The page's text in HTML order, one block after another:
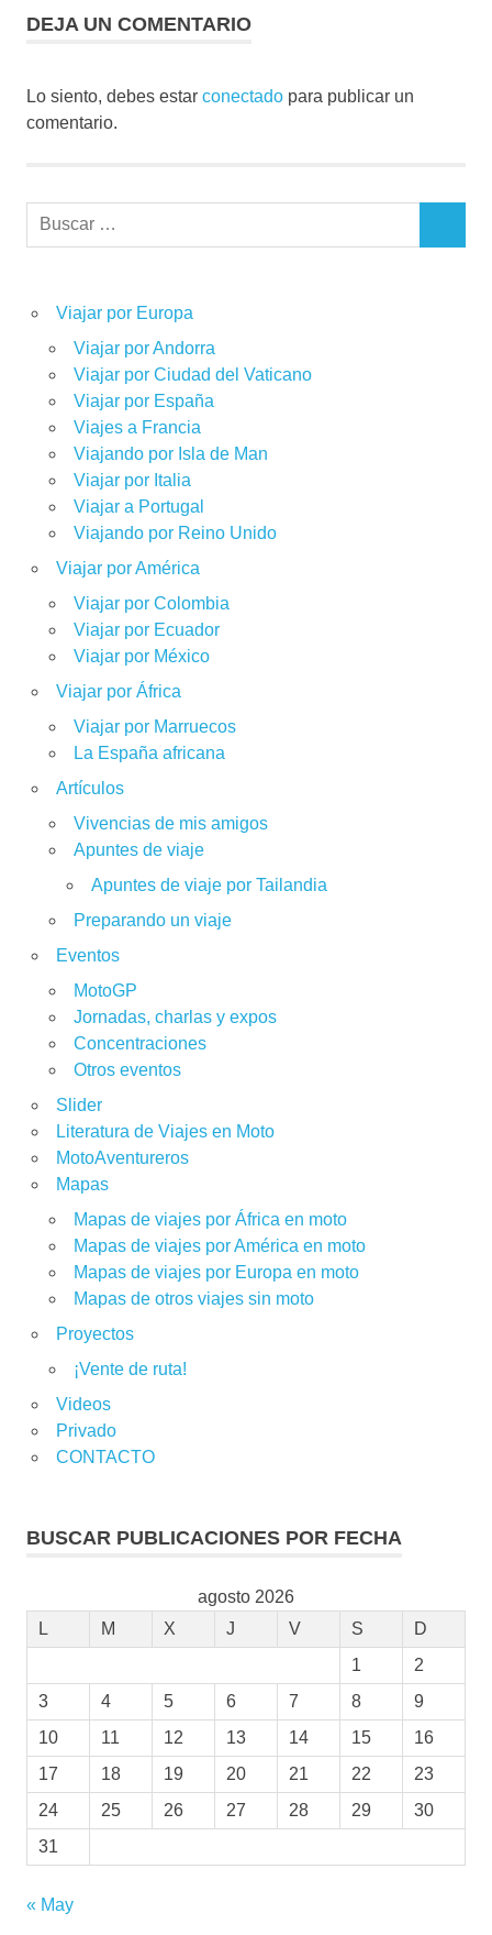
DEJA UN COMENTARIO
Lo siento, debes estar conectado para publicar un
comentario.
Buscar:
Viajar por Europa
Viajar por Andorra
Viajar por Ciudad del Vaticano
Viajar por España
Viajes a Francia
Viajando por Isla de Man
Viajar por Italia
Viajar a Portugal
Viajando por Reino Unido
Viajar por América
Viajar por Colombia
Viajar por Ecuador
Viajar por México
Viajar por África
Viajar por Marruecos
La España africana
Artículos
Vivencias de mis amigos
Apuntes de viaje
Apuntes de viaje por Tailandia
Preparando un viaje
Eventos
MotoGP
Jornadas, charlas y expos
Concentraciones
Otros eventos
Slider
Literatura de Viajes en Moto
MotoAventureros
Mapas
Mapas de viajes por África en moto
Mapas de viajes por América en moto
Mapas de viajes por Europa en moto
Mapas de otros viajes sin moto
Proyectos
¡Vente de ruta!
Videos
Privado
CONTACTO
BUSCAR PUBLICACIONES POR FECHA
agosto 2026
L
M X J V S
D
1
2
3
4 5 6 7 8
9
10
11 12 13 14 15
16
17
18 19 20 21 22
23
24
25 26 27 28 29
30
31
« May